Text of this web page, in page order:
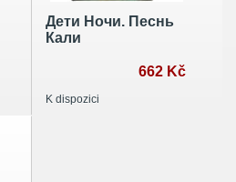
Дети Ночи. Песнь
Кали
662 Kč
K dispozici